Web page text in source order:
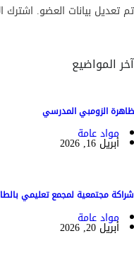
تم تعديل بيانات العضو.
آخر المواضيع
ظاهرة الزومبي المدرسي
مواد عامة
أبريل 16, 2026
شراكة مجتمعية لمجمع تعليمي
مواد عامة
أبريل 20, 2026